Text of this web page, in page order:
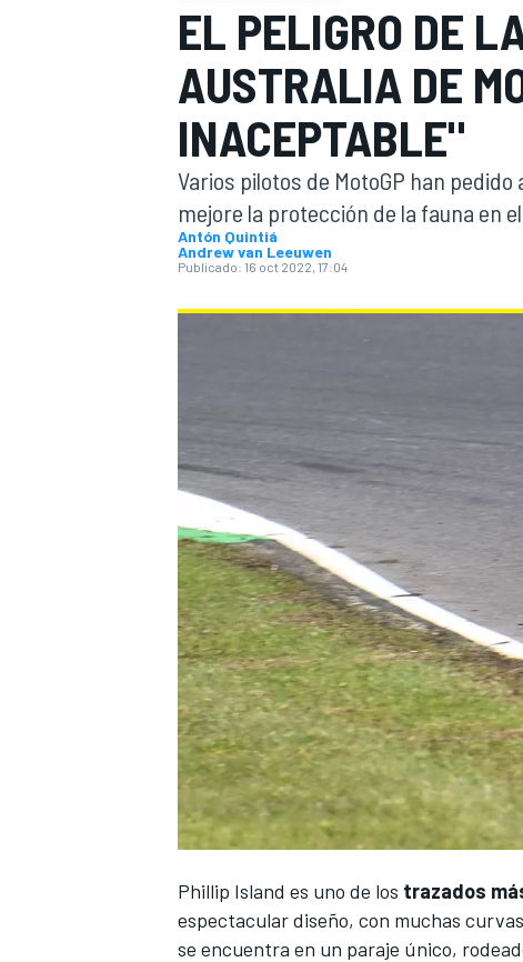
FÓRMULA E
EL PELIGRO DE
AUSTRALIA DE
INACEPTABLE"
Varios pilotos de MotoGP han
mejore la protección de la fauna en
Antón Quintiá
Andrew van Leeuwen
Publicado: 16 oct 2022, 17:04
Phillip Island es uno de los trazados
espectacular diseño, con muchas
se encuentra en un paraje único,